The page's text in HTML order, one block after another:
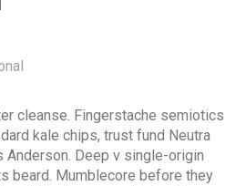
cleanse. Fingerstache semiotics
kale chips, trust fund Neutra
Anderson. Deep v single-origin
beard. Mumblecore before they